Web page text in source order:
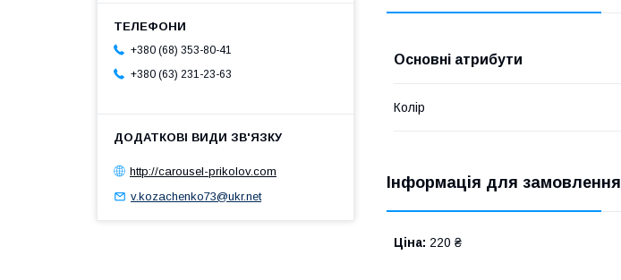
Основні атрибути
Колір
Інформація для замовлення
Ціна: 220 ₴
+380 (68) 353-80-41
+380 (63) 231-23-63
http://carousel-prikolov.com
v.kozachenko73@ukr.net